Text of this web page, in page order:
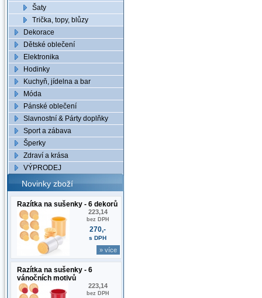
Šaty
Trička, topy, blůzy
Dekorace
Dětské oblečení
Elektronika
Hodinky
Kuchyň, jídelna a bar
Móda
Pánské oblečení
Slavnostní & Párty doplňky
Sport a zábava
Šperky
Zdraví a krása
VÝPRODEJ
Novinky zboží
Razítka na sušenky - 6 dekorů
223,14
bez DPH
270,-
s DPH
» více
Razítka na sušenky - 6
vánočních motivů
223,14
bez DPH